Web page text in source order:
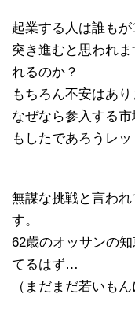
起業する人は誰も
突き進むと思われ
れるのか？
もちろん不安はあり
なぜなら参入する
もしたであろうレッ
無謀な挑戦と言わ
す。
62歳のオッサンの
てるはず…
（まだまだ若いも